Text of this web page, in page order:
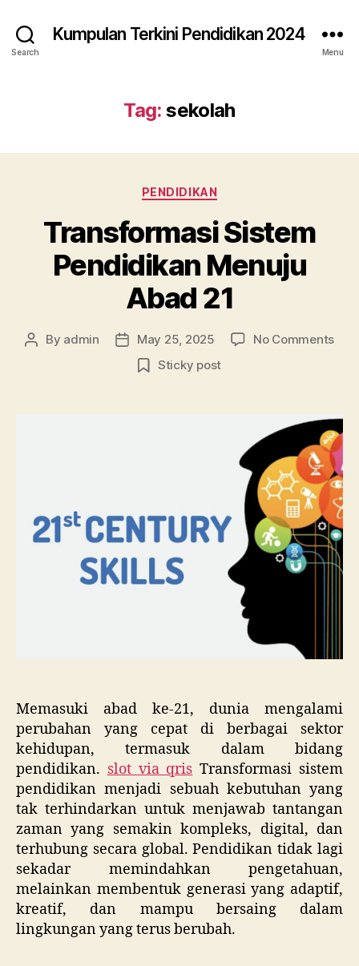
Search
Kumpulan Terkini Pendidikan 2024
Menu
Tag: sekolah
Categories
PENDIDIKAN
Transformasi Sistem
Pendidikan Menuju
Abad 21
Post
By admin
Post
date
May 25, 2025 No Commentson
21
Sticky post
Memasuki abad ke-21, dunia mengalami
perubahan yang cepat di berbagai sektor
kehidupan, termasuk dalam bidang
pendidikan. slot via qris Transformasi sistem
pendidikan menjadi sebuah kebutuhan yang
tak terhindarkan untuk menjawab tantangan
zaman yang semakin kompleks, digital, dan
terhubung secara global. Pendidikan tidak lagi
sekadar memindahkan pengetahuan,
melainkan membentuk generasi yang adaptif,
kreatif, dan mampu bersaing dalam
lingkungan yang terus berubah.